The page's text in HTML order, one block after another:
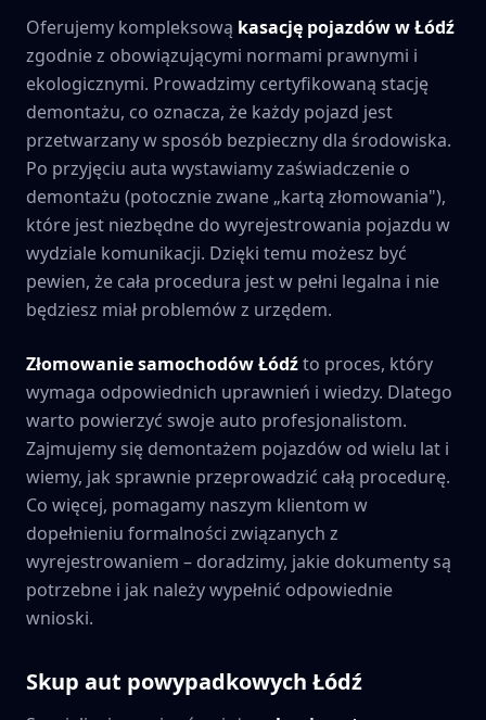
Oferujemy kompleksową kasację pojazdów wŁódź
zgodnie z obowiązującymi normami prawnymi i
ekologicznymi. Prowadzimy certyfikowaną stację
demontażu, co oznacza, że każdy pojazd jest
przetwarzany w sposób bezpieczny dla środowiska.
Po przyjęciu auta wystawiamy zaświadczenie o
demontażu (potocznie zwane „kartą złomowania"),
które jest niezbędne do wyrejestrowania pojazdu w
wydziale komunikacji. Dzięki temu możesz być
pewien, że cała procedura jest w pełni legalna i nie
będziesz miał problemów z urzędem.
Złomowanie samochodówŁódźto proces, który
wymaga odpowiednich uprawnień i wiedzy. Dlatego
warto powierzyć swoje auto profesjonalistom.
Zajmujemy się demontażem pojazdów od wielu lat i
wiemy, jak sprawnie przeprowadzić całą procedurę.
Co więcej, pomagamy naszym klientom w
dopełnieniu formalności związanych z
wyrejestrowaniem – doradzimy, jakie dokumenty są
potrzebne i jak należy wypełnić odpowiednie
wnioski.
Skup aut powypadkowych Łódź